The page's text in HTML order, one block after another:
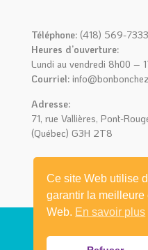
Téléphone:(418) 569-7333
Heures d’ouverture:
Lundi au vendredi 8h00 –
Courriel:
Adresse:
71, rue Vallières, Pont-
(Québec) G3H 2T8
Ce site Web utilise
garantir la meilleure
Web. En savoir plus